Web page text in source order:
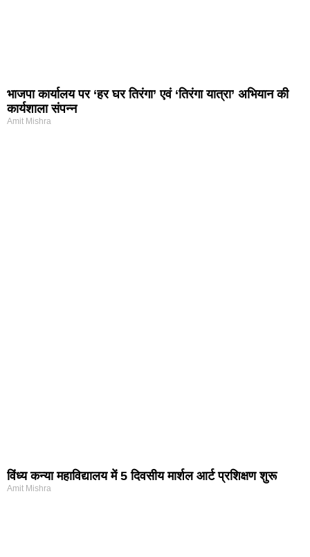
भाजपा कार्यालय पर ‘हर घर तिरंगा’ एवं ‘तिरंगा यात्रा’ अभियान की
कार्यशाला संपन्न
Amit Mishra
विंध्य कन्या महाविद्यालय में 5 दिवसीय मार्शल आर्ट प्रशिक्षण शुरू
Amit Mishra